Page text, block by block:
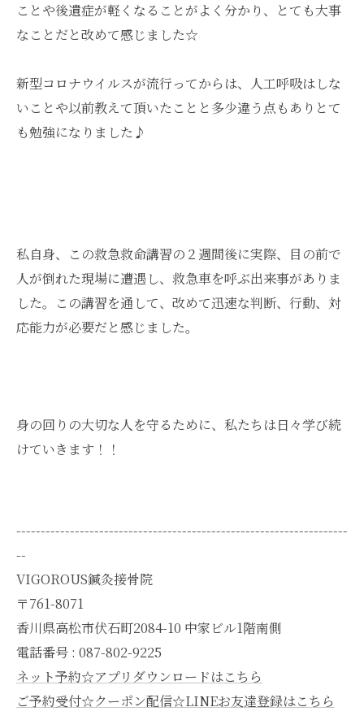
ことや後遺症が軽くなることがよく分かり、とても大事
なことだと改めて感じました☆
新型コロナウイルスが流行ってからは、人工呼吸はしな
いことや以前教えて頂いたことと多少違う点もありとて
も勉強になりました♪
私自身、この救急救命講習の２週間後に実際、目の前で
人が倒れた現場に遭遇し、救急車を呼ぶ出来事がありま
した。この講習を通して、改めて迅速な判断、行動、対
応能力が必要だと感じました。
身の回りの大切な人を守るために、私たちは日々学び続
けていきます！！
--------------------------------------------------------------------
--
VIGOROUS鍼灸接骨院
〒761-8071
香川県高松市伏石町2084-10 中家ビル1階南側
電話番号 : 087-802-9225
ネット予約☆アプリダウンロードはこちら
ご予約受付☆クーポン配信☆LINEお友達登録はこちら